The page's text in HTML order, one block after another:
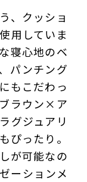
、クッショ
用していま
寝心地のベ
パンチング
もこだわっ
ラウン×ア
グジュアリ
ぴったり。
が可能なの
ーションメ